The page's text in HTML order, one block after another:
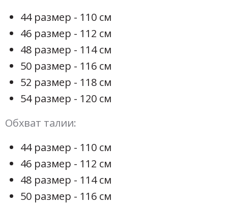
44 размер - 110 см
46 размер - 112 см
48 размер - 114 см
50 размер - 116 см
52 размер - 118 см
54 размер - 120 см
Обхват талии:
44 размер - 110 см
46 размер - 112 см
48 размер - 114 см
50 размер - 116 см